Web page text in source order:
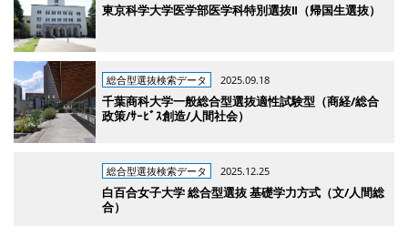
東京科学大学医学部医学科特別選抜Ⅱ（帰国生選抜）
総合型選抜検索データ 2025.09.18
千葉商科大学一般総合型選抜適性試験型（商経/総合
政策/ｻｰﾋﾞｽ創造/人間社会）
総合型選抜検索データ 2025.12.25
白百合女子大学 総合型選抜 基礎学力方式（文/人間総
合）